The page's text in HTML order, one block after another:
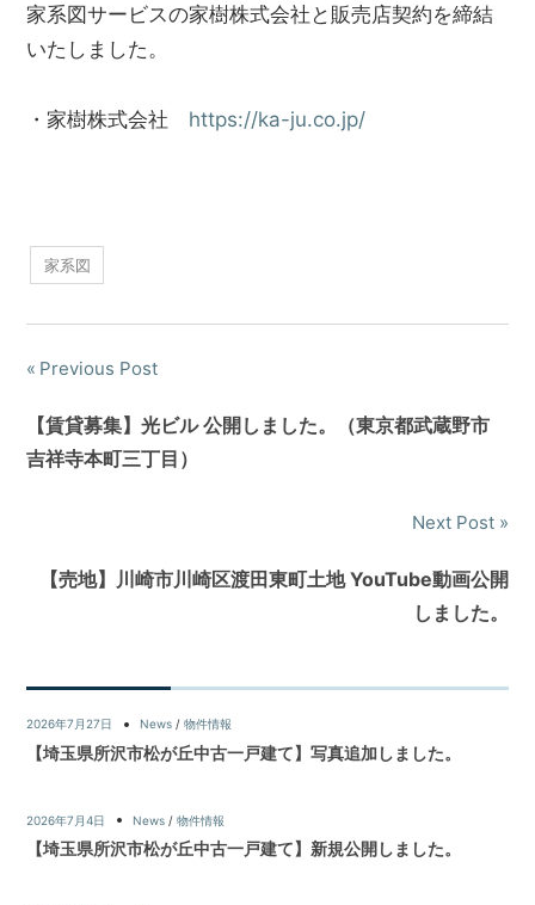
家系図サービスの家樹株式会社と販売店契約を締結
いたしました。
・家樹株式会社 https://ka-ju.co.jp/
家系図
Previous Post
【賃貸募集】光ビル 公開しました。（東京都武蔵野市
吉祥寺本町三丁目）
Next Post
【売地】川崎市川崎区渡田東町土地 YouTube動画公開
しました。
2026年7月27日 News/ 物件情報
【埼玉県所沢市松が丘中古一戸建て】写真追加しました。
2026年7月4日 News/ 物件情報
【埼玉県所沢市松が丘中古一戸建て】新規公開しました。